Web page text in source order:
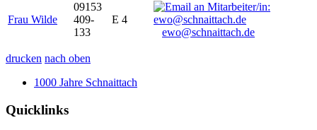
Frau Wilde
09153
409-
133
E 4
ewo@schnaittach.de
drucken nach oben
1000 Jahre Schnaittach
Quicklinks